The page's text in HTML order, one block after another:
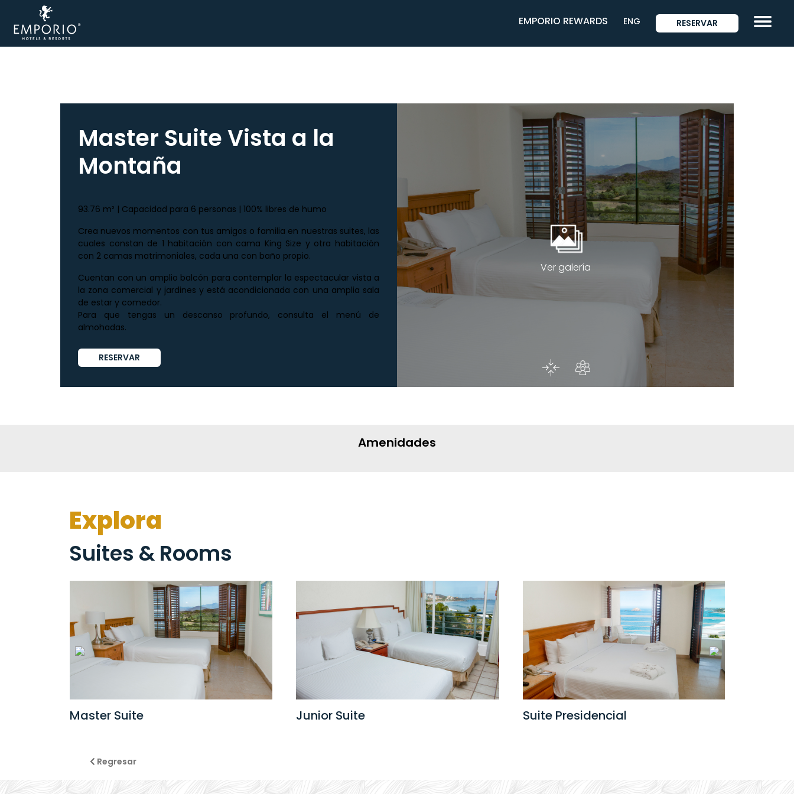
Mazatlán
Zacatecas
EMPORIO REWARDS ENG RESERVAR
Master Suite Vista a la
Montaña
93.76 m² | Capacidad para 6 personas | 100% libres de humo
Crea nuevos momentos con tus amigos o familia en nuestras suites, las
cuales constan de 1 habitación con cama King Size y otra habitación
con 2 camas matrimoniales, cada una con baño propio.
Cuentan con un amplio balcón para contemplar la espectacular vista a
la zona comercial y jardines y está acondicionada con una amplia sala
de estar y comedor.
Para que tengas un descanso profundo, consulta el menú de
almohadas.
RESERVAR
Ver galería
Amenidades
Explora
Suites & Rooms
Master Suite Junior Suite Suite Presidencial
Regresar